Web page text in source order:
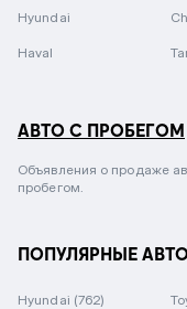
Hyundai
Haval
АВТО С ПРОБЕГОМ
Объявления о продаже
пробегом.
ПОПУЛЯРНЫЕ
Hyundai (762)